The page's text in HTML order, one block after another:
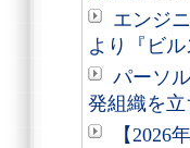
エンジ
より『ビ
パーソ
発組織を
【2026